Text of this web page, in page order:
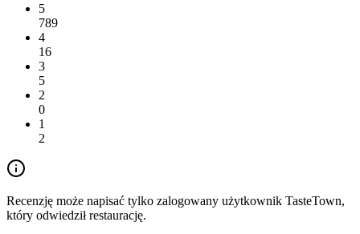
5
789
4
16
3
5
2
0
1
2
Recenzję może napisać tylko zalogowany użytkownik TasteTown,
który odwiedził restaurację.